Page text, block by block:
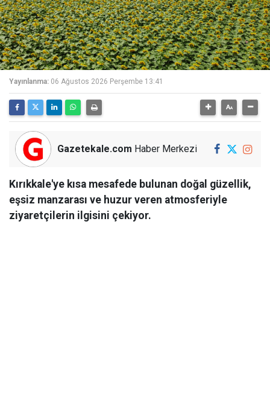
Yayınlanma: 06 Ağustos 2026 Perşembe 13:41
Gazetekale.com Haber Merkezi
Kırıkkale'ye kısa mesafede bulunan doğal güzellik,
eşsiz manzarası ve huzur veren atmosferiyle
ziyaretçilerin ilgisini çekiyor.